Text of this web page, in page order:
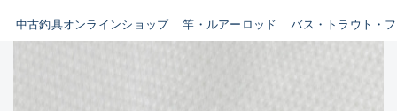
中古釣具オンラインショップ 竿・ルアーロッド バス・トラウト・
イシグロフレスポ鈴鹿店